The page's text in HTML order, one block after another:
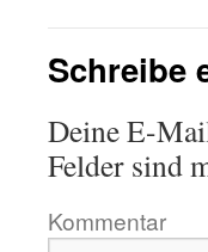
Schreibe
Deine E-
Felder sind
Kommentar